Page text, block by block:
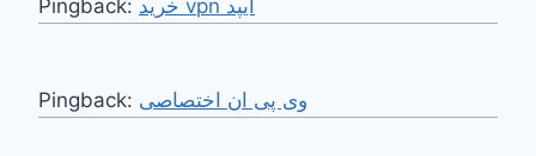
Pingback: خرید vpn ایپد
Pingback: وی پی ان اختصاصی